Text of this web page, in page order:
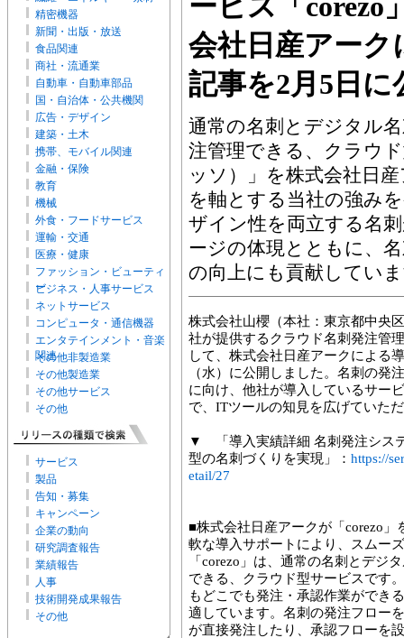
精密機器
新聞・出版・放送
食品関連
商社・流通業
自動車・自動車部品
国・自治体・公共機関
広告・デザイン
建築・土木
携帯、モバイル関連
金融・保険
教育
機械
外食・フードサービス
運輸・交通
医療・健康
ファッション・ビューティ
ー
ビジネス・人事サービス
ネットサービス
コンピュータ・通信機器
エンタテインメント・音楽
関連
その他非製造業
その他製造業
その他サービス
その他
サービス
製品
告知・募集
キャンペーン
企業の動向
研究調査報告
業績報告
人事
技術開発成果報告
その他
ービス「corezo
会社日産アーク
記事を2月5日に
通常の名刺とデジタル
注管理できる、クラウ
ッソ）」を株式会社日
を軸とする当社の強み
ザイン性を両立する名
ージの体現とともに、
の向上にも貢献してい
株式会社山櫻（本社：東京都中央
社が提供するクラウド名刺発注管
して、株式会社日産アークによる
（水）に公開しました。名刺の発
に向け、他社が導入しているサー
で、ITツールの知見を広げていた
▼ 「導入実績詳細 名刺発注シス
型の名刺づくりを実現」： https://
etail/27
■株式会社日産アークが「corezo
軟な導入サポートにより、スムー
「corezo」は、通常の名刺とデジ
できる、クラウド型サービスです
もどこでも発注・承認作業ができ
適しています。名刺の発注フロー
が直接発注したり、承認フローを